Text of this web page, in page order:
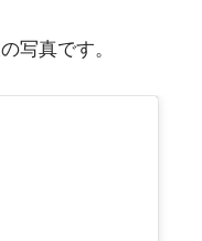
写真です。